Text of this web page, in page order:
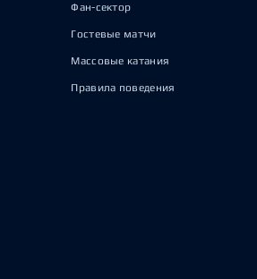
Фан-сектор
Гостевые матчи
Массовые катания
Правила поведения